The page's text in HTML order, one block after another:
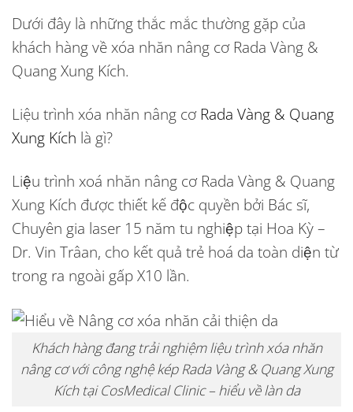
Dưới đây là những thắc mắc thường gặp của
khách hàng về xóa nhăn nâng cơ Rada Vàng &
Quang Xung Kích.
Liệu trình xóa nhăn nâng cơRada Vàng & Quang
Xung Kích là gì?
Liệu trình xoá nhăn nâng cơ Rada Vàng & Quang
Xung Kích được thiết kế độc quyền bởi Bác sĩ,
Chuyên gia laser 15 năm tu nghiệp tại Hoa Kỳ –
Dr. Vin Trâan, cho kết quả trẻ hoá da toàn diện từ
trong ra ngoài gấp X10 lần.
Khách hàng đang trải nghiệm liệu trình xóa nhăn
nâng cơ với công nghệ kép Rada Vàng & Quang Xung
Kích tại CosMedical Clinic – hiểu về làn da